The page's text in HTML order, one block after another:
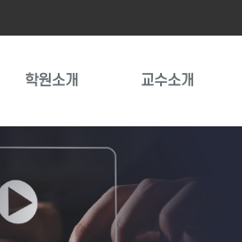
학원소개 교수소개